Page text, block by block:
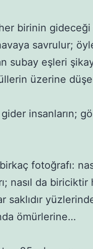
birinin gideceği
savrulur;
subay eşleri
üzerine
insanların;
birkaç fotoğrafı:
nasıl da biriciktir
saklıdır
ömürlerine…